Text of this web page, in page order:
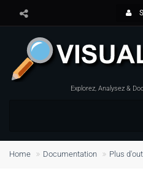
Explorez, Analysez &
Home Documentation Plus